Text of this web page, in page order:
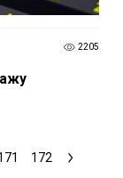
2205
172